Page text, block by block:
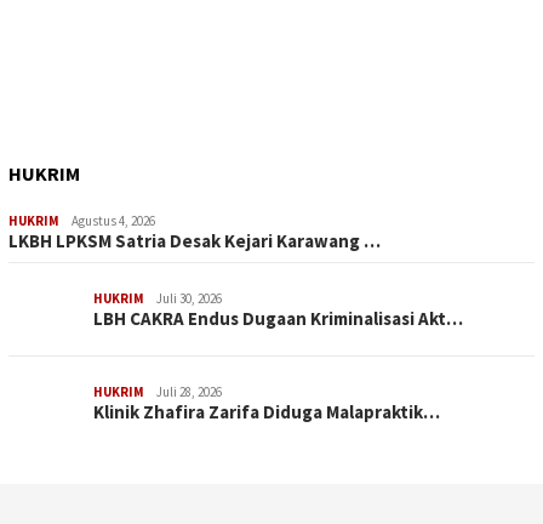
HUKRIM
HUKRIM Agustus 4, 2026
LKBH LPKSM Satria Desak Kejari Karawang …
HUKRIM Juli 30, 2026
LBH CAKRA Endus Dugaan Kriminalisasi Akt…
HUKRIM Juli 28, 2026
Klinik Zhafira Zarifa Diduga Malapraktik…